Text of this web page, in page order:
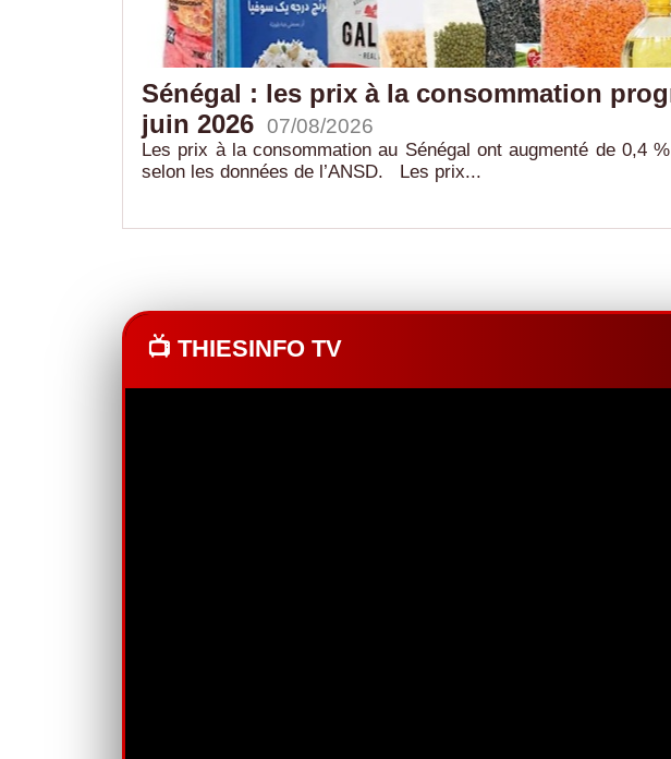
Sénégal : les prix à la consommation
juin 2026 07/08/2026
Les prix à la consommation au Sénégal ont augmenté de 0,4
selon les données de l’ANSD. Les prix...
📺 THIESINFO TV